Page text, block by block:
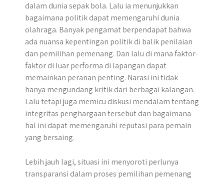
dalam dunia sepak bola. Lalu ia menunjukkan
bagaimana politik dapat memengaruhi dunia
olahraga. Banyak pengamat berpendapat bahwa
ada nuansa kepentingan politik di balik penilaian
dan pemilihan pemenang. Dan lalu di mana faktor-
faktor di luar performa di lapangan dapat
memainkan peranan penting. Narasi ini tidak
hanya mengundang kritik dari berbagai kalangan.
Lalu tetapi juga memicu diskusi mendalam tentang
integritas penghargaan tersebut dan bagaimana
hal ini dapat memengaruhi reputasi para pemain
yang bersaing.
Lebih jauh lagi, situasi ini menyoroti perlunya
transparansi dalam proses pemilihan pemenang